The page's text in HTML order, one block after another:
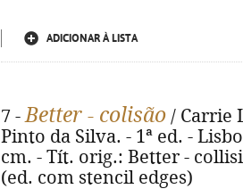
ADICIONAR À LISTA
7 -Better - colisão / Carrie
Pinto da Silva. - 1ª ed. -
cm. - Tít. orig.: Better -
(ed. com stencil edges)